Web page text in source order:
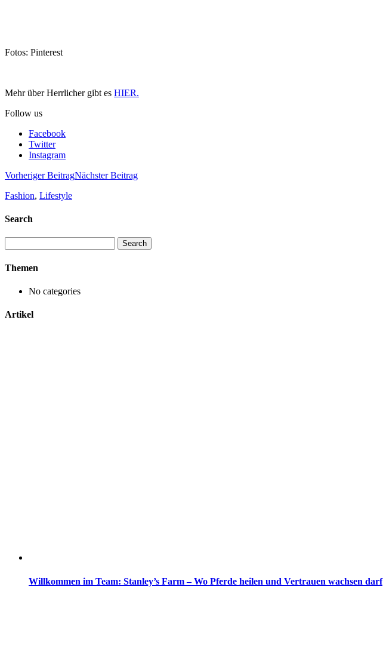
Fotos: Pinterest
Mehr über Herrlicher gibt es HIER.
Follow us
Facebook
Twitter
Instagram
Vorheriger BeitragNächster Beitrag
Fashion, Lifestyle
Search
for:
Themen
No categories
Artikel
Willkommen im Team: Stanley’s Farm – Wo Pferde heilen und Vertrauen wachsen darf